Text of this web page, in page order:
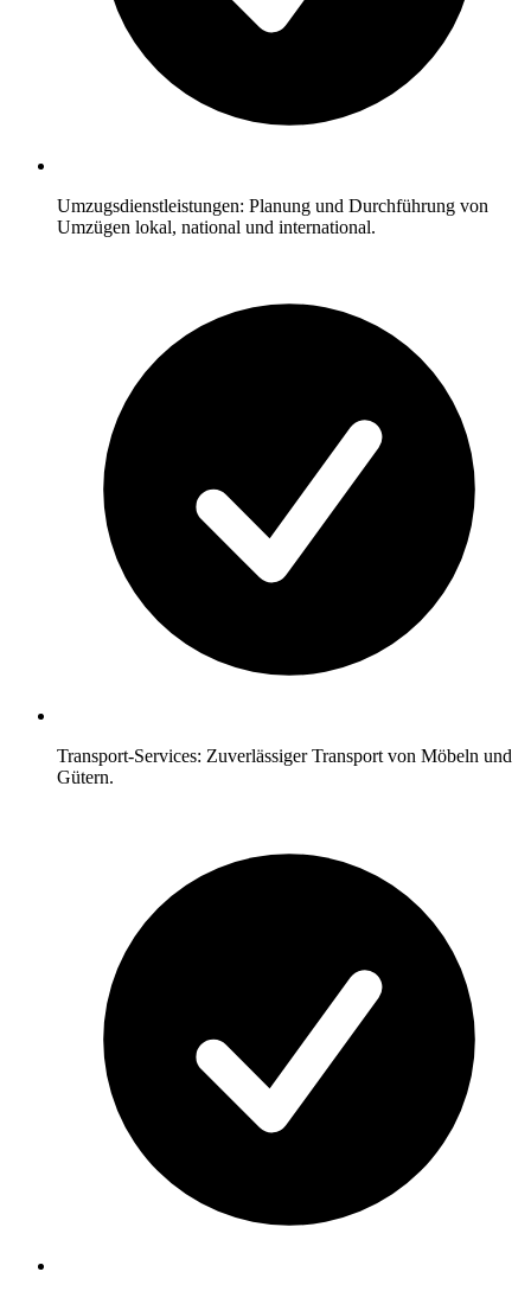
Umzugsdienstleistungen: Planung und Durchführung von
Umzügen lokal, national und international.
Transport-Services: Zuverlässiger Transport von Möbeln und
Gütern.